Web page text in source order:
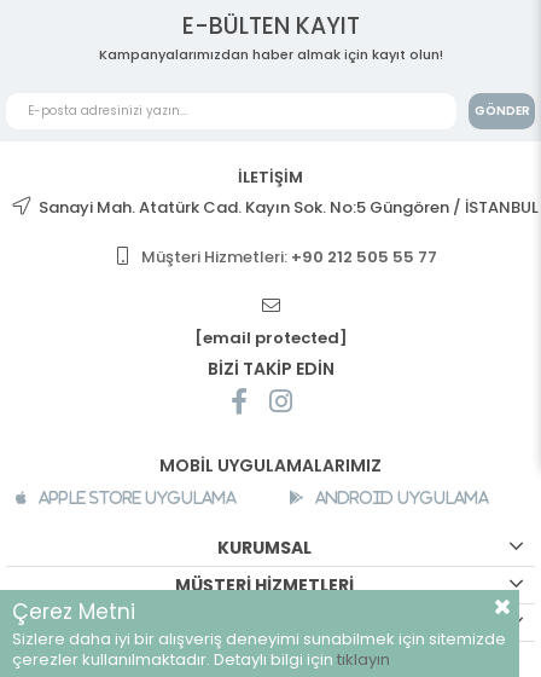
E-BÜLTEN KAYIT
Kampanyalarımızdan haber almak için kayıt olun!
GÖNDER
İLETİŞİM
Sanayi Mah. Atatürk Cad. Kayın Sok. No:5 Güngören / İSTANBUL
Müşteri Hizmetleri: +90 212 505 55 77
[email protected]
BİZİ TAKİP EDİN
MOBİL UYGULAMALARIMIZ
Apple Store Uygulama Android Uygulama
KURUMSAL
MÜŞTERİ HİZMETLERİ
©breeze.com.tr - Tüm hakları saklıdır.
Çerez Metni
Sizlere daha iyi bir alışveriş deneyimi sunabilmek için sitemizde
çerezler kullanılmaktadır. Detaylı bilgi için tıklayın